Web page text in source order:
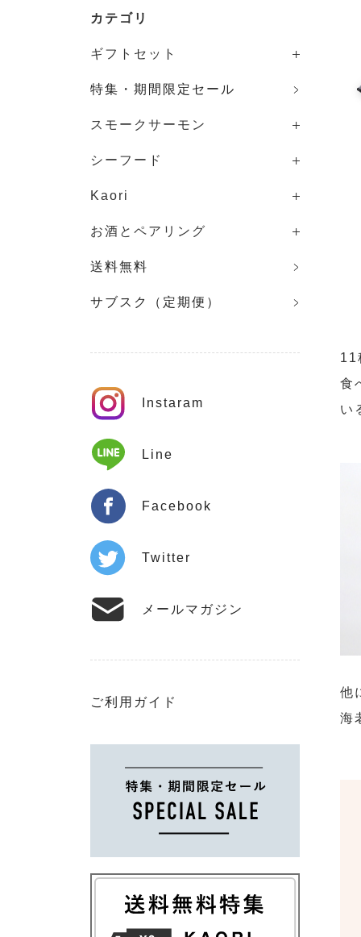
カテゴリ
ギフトセット
特集・期間限定セール
スモークサーモン
シーフード
Kaori
お酒とペアリング
送料無料
サブスク（定期便）
Instaram
Line
Facebook
Twitter
メールマガジン
ご利用ガイド
11
食
い
他
海